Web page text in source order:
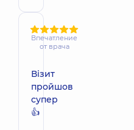
Впечатление
от врача
Візит
пройшов
супер
👍